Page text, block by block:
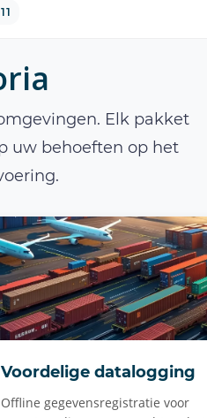
Elk pakket
uw behoeften op het
Voordelige datalogging
Offline gegevensregistratie voor